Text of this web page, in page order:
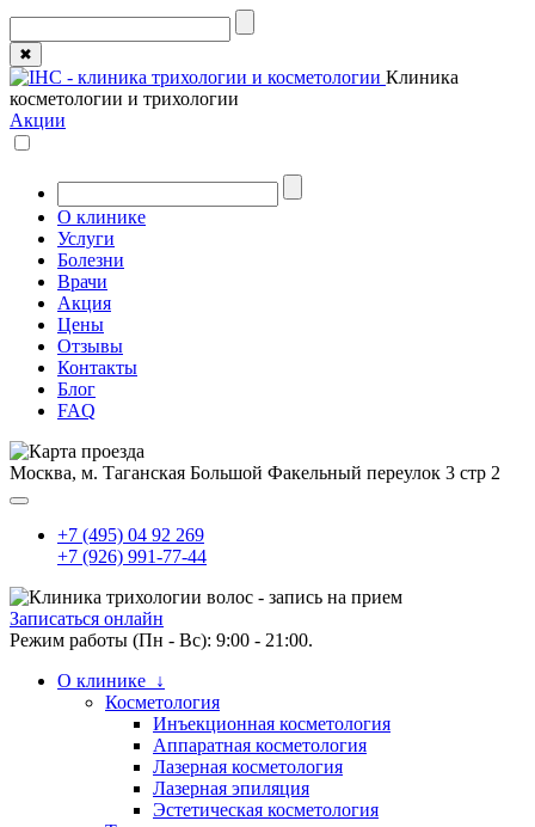
✖
Клиника
косметологии и трихологии
Акции
О клинике
Услуги
Болезни
Врачи
Акция
Цены
Отзывы
Контакты
Блог
FAQ
Москва, м. Таганская Большой Факельный переулок 3 стр 2
+7 (495) 04 92 269
+7 (926) 991-77-44
Записаться онлайн
Режим работы (Пн - Вс): 9:00 - 21:00.
О клинике ↓
Косметология
Инъекционная косметология
Аппаратная косметология
Лазерная косметология
Лазерная эпиляция
Эстетическая косметология